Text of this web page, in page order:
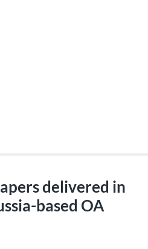
delivered in
based OA